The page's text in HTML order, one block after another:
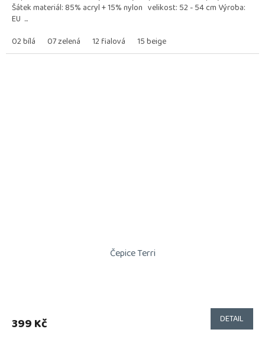
Šátek materiál: 85% acryl + 15% nylon velikost: 52 - 54 cm Výroba:
EU ...
02 bílá
07 zelená 12 fialová 15 beige
Čepice Terri
399 Kč DETAIL